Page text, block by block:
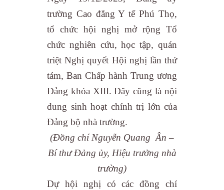
trường Cao đẳng Y tế Phú Thọ,
tổ chức hội nghị mở rộng Tổ
chức nghiên cứu, học tập, quán
triệt Nghị quyết Hội nghị lần thứ
tám, Ban Chấp hành Trung ương
Đảng khóa XIII. Đây cũng là nội
dung sinh hoạt chính trị lớn của
Đảng bộ nhà trường.
(Đồng chí Nguyễn Quang Ân –
Bí thư Đảng ủy, Hiệu trưởng nhà
trường)
Dự hội nghị có các đồng chí